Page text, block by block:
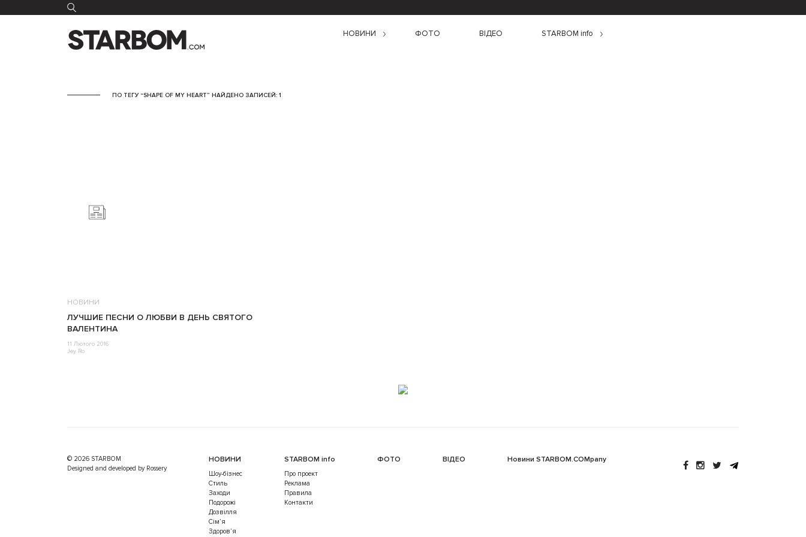
НОВИНИ ФОТО ВІДЕО STARBOM info
ПО ТЕГУ “SHAPE OF MY HEART” НАЙДЕНО ЗАПИСЕЙ: 1
НОВИНИ
ЛУЧШИЕ ПЕСНИ О ЛЮБВИ В ДЕНЬ СВЯТОГО
ВАЛЕНТИНА
11 Лютого 2016
Jey Ro
© 2026 STARBOM
Designed and developed by Rossery
НОВИНИ
Шоу-бізнес
Стиль
Заходи
Подорожі
Дозвілля
Cім’я
Здоров’я
STARBOM info
Про проект
Реклама
Правила
Контакти
ФОТО ВІДЕО Новини STARBOM.COMpany